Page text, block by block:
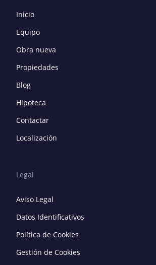
Inicio
Equipo
Obra nueva
Propiedades
Blog
Hipoteca
Contactar
Localización
Legal
Aviso Legal
Datos Identificativos
Política de Cookies
Gestión de Cookies